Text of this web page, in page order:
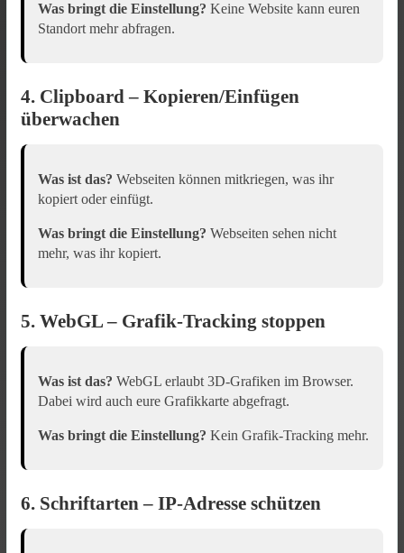
Was bringt die Einstellung? Keine Website kann euren
Standort mehr abfragen.
4. Clipboard – Kopieren/Einfügen
überwachen
Was ist das? Webseiten können mitkriegen, was ihr
kopiert oder einfügt.
Was bringt die Einstellung? Webseiten sehen nicht
mehr, was ihr kopiert.
5. WebGL – Grafik-Tracking stoppen
Was ist das? WebGL erlaubt 3D-Grafiken im Browser.
Dabei wird auch eure Grafikkarte abgefragt.
Was bringt die Einstellung? Kein Grafik-Tracking mehr.
6. Schriftarten – IP-Adresse schützen